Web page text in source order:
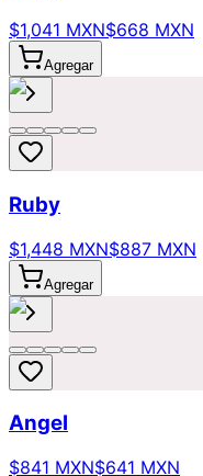
$1,041 MXN$668 MXN
Agregar
Ruby
$1,448 MXN$887 MXN
Agregar
Angel
$841 MXN$641 MXN